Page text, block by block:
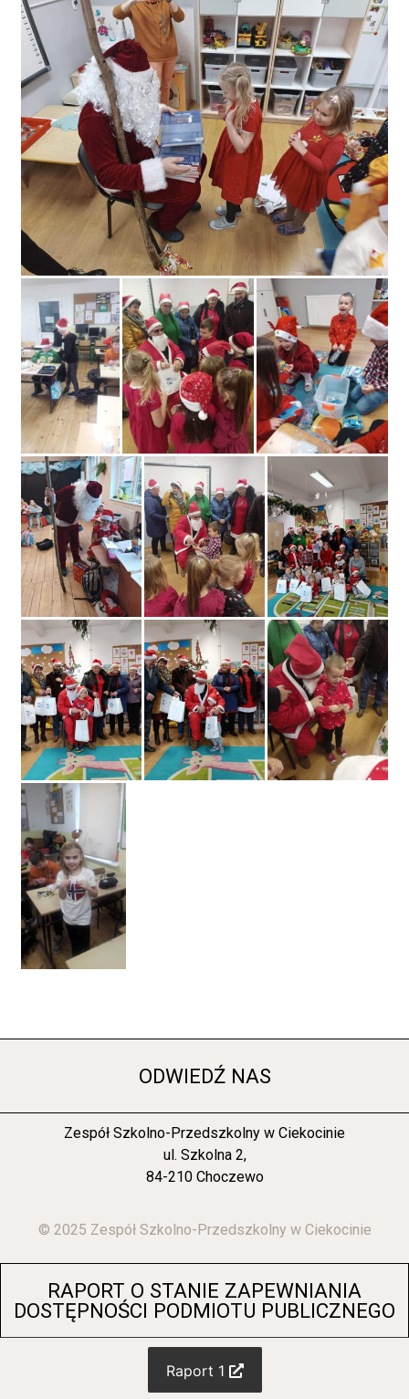
ODWIEDŹ NAS
Zespół Szkolno-Przedszkolny w Ciekocinie
ul. Szkolna 2,
84-210 Choczewo
© 2025 Zespół Szkolno-Przedszkolny w Ciekocinie
RAPORT O STANIE ZAPEWNIANIA
DOSTĘPNOŚCI PODMIOTU PUBLICZNEGO
Raport 1